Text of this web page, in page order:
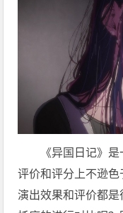
《异国日记》
评价和评分上不逊色
演出效果和评价都